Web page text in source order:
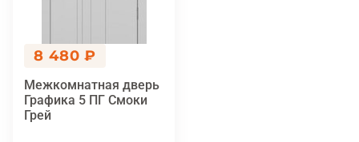
8 480 ₽
Межкомнатная дверь
Графика 5 ПГ Смоки
Грей